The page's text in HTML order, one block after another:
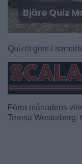
Quizet görs i
Förra månadens
Teresa Westerberg.